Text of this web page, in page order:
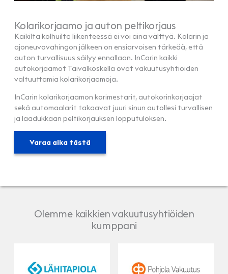
Kolarikorjaamo ja auton peltikorjaus
Kaikilta kolhuilta liikenteessä ei voi aina välttyä. Kolarin ja
ajoneuvovahingon jälkeen on ensiarvoisen tärkeää, että
auton turvallisuus säilyy ennallaan. InCarin kaikki
autokorjaamot Taivalkoskella ovat vakuutusyhtiöiden
valtuuttamia kolarikorjaamoja.
InCarin kolarikorjaamon korimestarit, autokorinkorjaajat
sekä automaalarit takaavat juuri sinun autollesi turvallisen
ja laadukkaan peltikorjauksen lopputuloksen.
Varaa aika tästä
Olemme kaikkien vakuutusyhtiöiden
kumppani
LähiTapiola Pohjola